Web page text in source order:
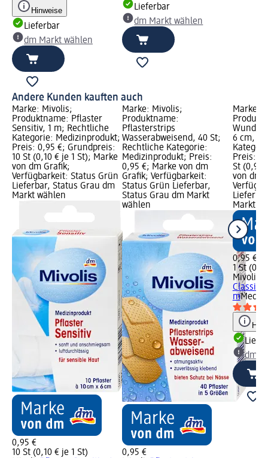
Hinweise
Lieferbar
dm Markt wählen
Lieferbar
dm Markt wählen
Andere Kunden kauften auch
Marke: Mivolis;
Produktname: Pflaster
Sensitiv, 1 m; Rechtliche
Kategorie: Medizinprodukt;
Preis: 0,95 €; Grundpreis:
10 St (0,10 € je 1 St); Marke
von dm Grafik;
Verfügbarkeit: Status Grün
Lieferbar, Status Grau dm
Markt wählen
0,95 €
10 St (0,10 € je 1 St)
Marke: Mivolis;
Produktname:
Pflasterstrips
Wasserabweisend, 40 St;
Rechtliche Kategorie:
Medizinprodukt; Preis:
0,95 €; Marke von dm
Grafik; Verfügbarkeit:
Status Grün Lieferbar,
Status Grau dm Markt
wählen
0,95 €
Marke:
6 cm, 1
Preis:
St (0,95
von dm
Markt
0,95 €
1 St
Mivolis
Classic
m
dm